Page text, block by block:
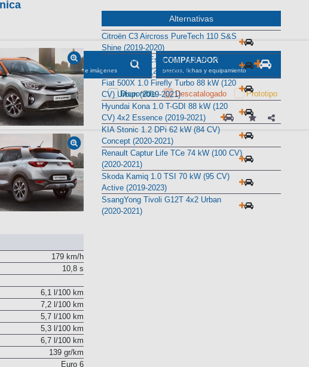
179 km/h
10,8 s
6,1 l/100 km
7,2 l/100 km
5,7 l/100 km
5,3 l/100 km
6,7 l/100 km
139 gr/km
Euro 6
Alternativas
Citroën C3 Aircross PureTech 110 S&S
Shine (2019-2020)
Dacia Duster Essential TCE 96 kW (130
CV) 4x2 GPF (2020-2021)
Fiat 500X 1.0 Firefly Turbo 88 kW (120
CV) Urban (2019-2021)
Hyundai Kona 1.0 T-GDI 88 kW (120
CV) 4x2 Essence (2019-2021)
KIA Stonic 1.2 DPi 62 kW (84 CV)
Concept (2020-2021)
Renault Captur Life TCe 74 kW (100 CV)
(2020-2021)
Skoda Kamiq 1.0 TSI 70 kW (95 CV)
Active (2019-2023)
SsangYong Tivoli G12T 4x2 Urban
(2020-2021)